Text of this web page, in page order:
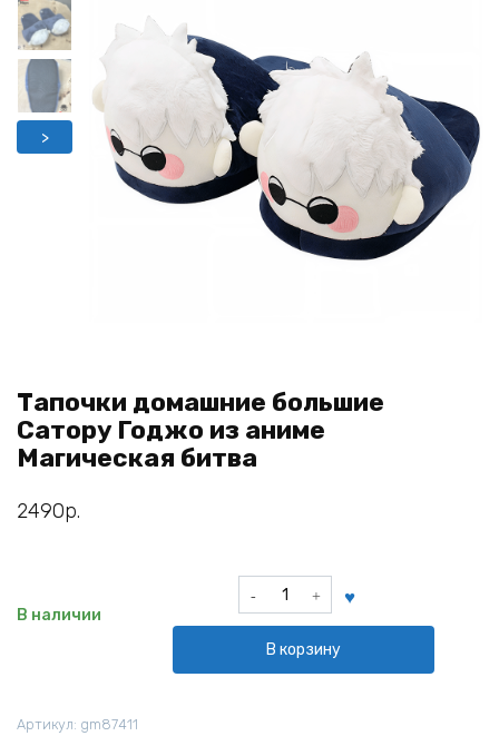
>
Тапочки домашние большие
Сатору Годжо из аниме
Магическая битва
2490р.
В наличии
Количество
товара
домашние
большие
В корзину
Артикул: gm87411